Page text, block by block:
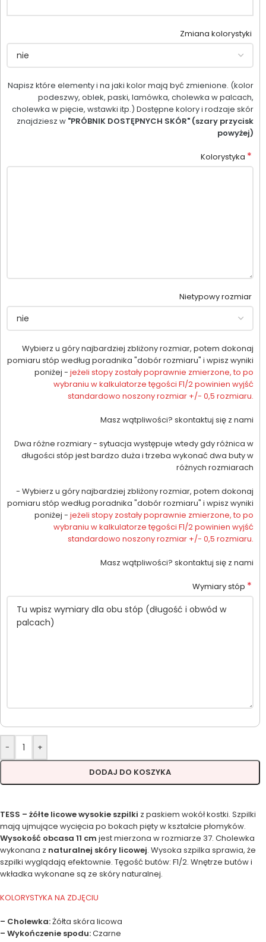
Zmiana kolorystyki
Napisz które elementy i na jaki kolor mają być zmienione. (kolor
podeszwy, oblek, paski, lamówka, cholewka w palcach,
cholewka w pięcie, wstawki itp.) Dostępne kolory i rodzaje skór
znajdziesz w "PRÓBNIK DOSTĘPNYCH SKÓR" (szary przycisk
powyżej)
Kolorystyka *
Nietypowy rozmiar
Wybierz u góry najbardziej zbliżony rozmiar, potem dokonaj
pomiaru stóp według poradnika "dobór rozmiaru" i wpisz wyniki
poniżej - jeżeli stopy zostały poprawnie zmierzone, to po
wybraniu w kalkulatorze tęgości F1/2 powinien wyjść
standardowo noszony rozmiar +/- 0,5 rozmiaru.
Masz wątpliwości? skontaktuj się z nami
Dwa różne rozmiary - sytuacja występuje wtedy gdy różnica w
długości stóp jest bardzo duża i trzeba wykonać dwa buty w
różnych rozmiarach
- Wybierz u góry najbardziej zbliżony rozmiar, potem dokonaj
pomiaru stóp według poradnika "dobór rozmiaru" i wpisz wyniki
poniżej - jeżeli stopy zostały poprawnie zmierzone, to po
wybraniu w kalkulatorze tęgości F1/2 powinien wyjść
standardowo noszony rozmiar +/- 0,5 rozmiaru.
Masz wątpliwości? skontaktuj się z nami
Wymiary stóp *
- +
DODAJ DO KOSZYKA
TESS – żółte licowe wysokie szpilki z paskiem wokół kostki. Szpilki
mają ujmujące wycięcia po bokach pięty w kształcie płomyków.
Wysokość obcasa 11 cm jest mierzona w rozmiarze 37. Cholewka
wykonana z naturalnej skóry licowej. Wysoka szpilka sprawia, że
szpilki wyglądają efektownie. Tęgość butów: F1/2. Wnętrze butów i
wkładka wykonane są ze skóry naturalnej.
KOLORYSTYKA NA ZDJĘCIU
– Cholewka:Żółta skóra licowa
– Wykończenie spodu:Czarne